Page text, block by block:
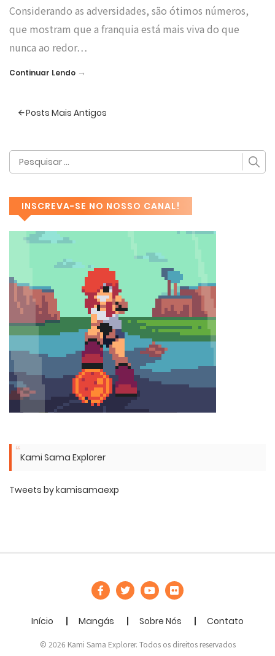
Considerando as adversidades, são ótimos números,
que mostram que a franquia está mais viva do que
nunca ao redor…
Continuar Lendo →
Posts Mais Antigos
INSCREVA-SE NO NOSSO CANAL!
Kami Sama Explorer
Tweets by kamisamaexp
Início Mangás Sobre Nós Contato
© 2026 Kami Sama Explorer. Todos os direitos reservados